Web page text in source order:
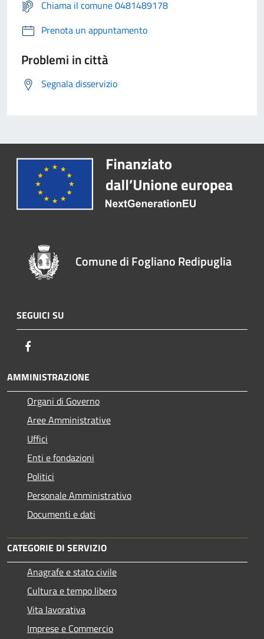
Chiama il comune 0481489178
Prenota un appuntamento
Problemi in città
Segnala disservizio
Comune di Fogliano Redipuglia
SEGUICI SU
AMMINISTRAZIONE
Organi di Governo
Aree Amministrative
Uffici
Enti e fondazioni
Politici
Personale Amministrativo
Documenti e dati
CATEGORIE DI SERVIZIO
Anagrafe e stato civile
Cultura e tempo libero
Vita lavorativa
Imprese e Commercio